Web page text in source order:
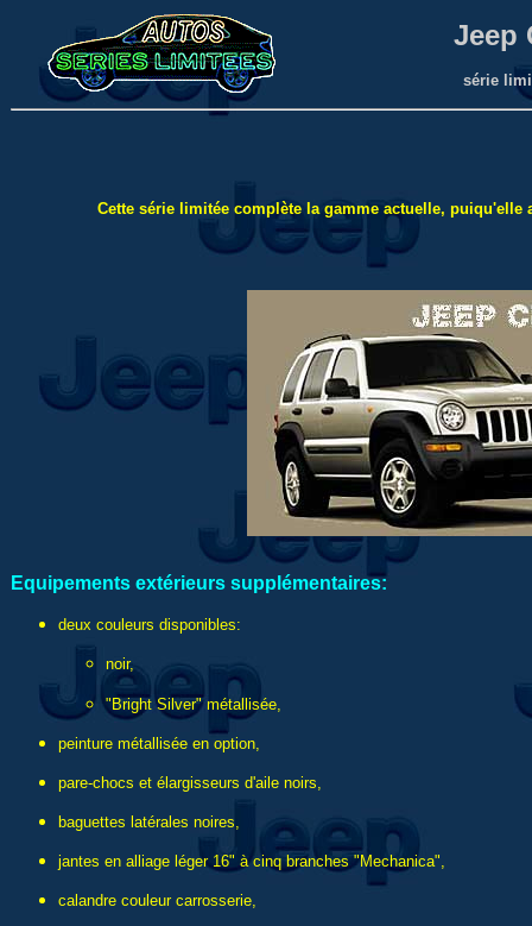
Jeep
série
Cette série limitée complète la gamme actuelle,
Equipements extérieurs supplémentaires:
deux couleurs disponibles:
noir,
"Bright Silver" métallisée,
peinture métallisée en option,
pare-chocs et élargisseurs d'aile noirs,
baguettes latérales noires,
jantes en alliage léger 16" à cinq branches "Mechanica",
calandre couleur carrosserie,